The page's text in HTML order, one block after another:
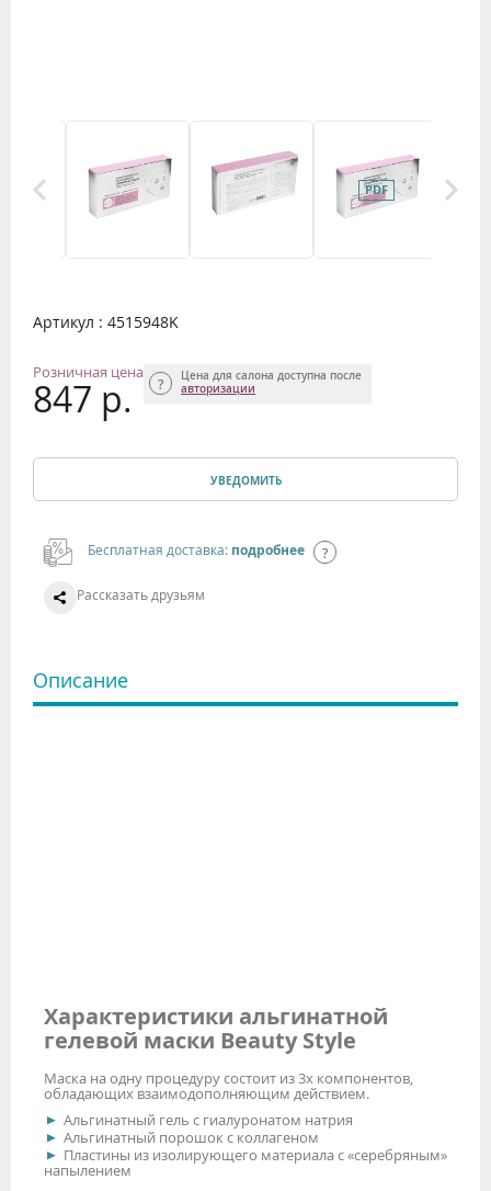
Артикул : 4515948K
Розничная цена
847 р.
Цена для салона доступна после
авторизации
УВЕДОМИТЬ
Бесплатная доставка: подробнее
Рассказать друзьям
Описание
Характеристики альгинатной
гелевой маски Beauty Style
Маска на одну процедуру состоит из 3х компонентов,
обладающих взаимодополняющим действием.
Альгинатный гель с гиалуронатом натрия
Альгинатный порошок с коллагеном
Пластины из изолирующего материала с «серебряным»
напылением